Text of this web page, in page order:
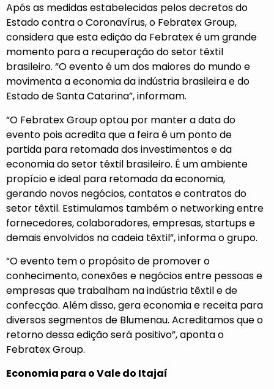
Após as medidas estabelecidas pelos decretos do
Estado contra o Coronavírus, o Febratex Group,
considera que esta edição da Febratex é um grande
momento para a recuperação do setor têxtil
brasileiro. “O evento é um dos maiores do mundo e
movimenta a economia da indústria brasileira e do
Estado de Santa Catarina”, informam.
“O Febratex Group optou por manter a data do
evento pois acredita que a feira é um ponto de
partida para retomada dos investimentos e da
economia do setor têxtil brasileiro. É um ambiente
propício e ideal para retomada da economia,
gerando novos negócios, contatos e contratos do
setor têxtil. Estimulamos também o networking entre
fornecedores, colaboradores, empresas, startups e
demais envolvidos na cadeia têxtil”, informa o grupo.
“O evento tem o propósito de promover o
conhecimento, conexões e negócios entre pessoas e
empresas que trabalham na indústria têxtil e de
confecção. Além disso, gera economia e receita para
diversos segmentos de Blumenau. Acreditamos que o
retorno dessa edição será positivo”, aponta o
Febratex Group.
Economia para o Vale do Itajaí